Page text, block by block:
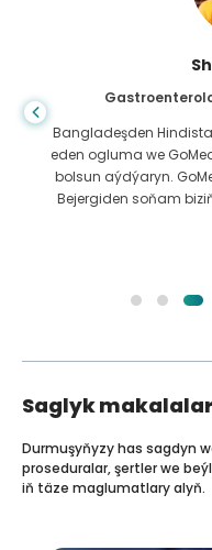
Bangladeşden
eden ogluma we
bolsun aýdýaryn.
Bejergiden soňam
Saglyk
Durmuşyňyzy has sagdyn
proseduralar, şertler we
iň täze maglumatlary alyň.